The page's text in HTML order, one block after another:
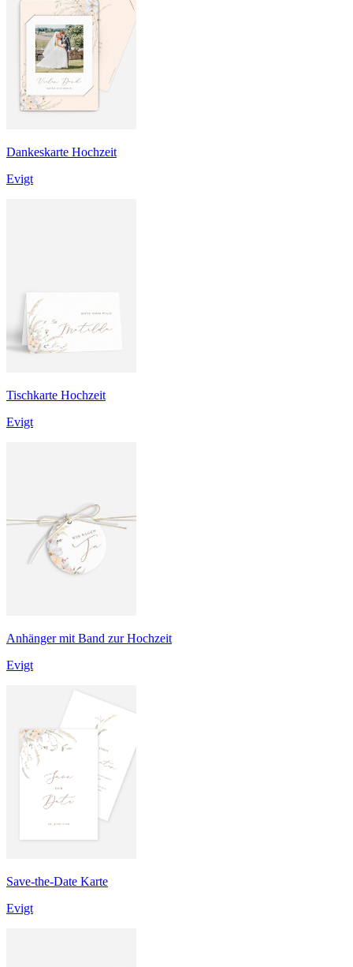
Dankeskarte Hochzeit
Evigt
Tischkarte Hochzeit
Evigt
Anhänger mit Band zur Hochzeit
Evigt
Save-the-Date Karte
Evigt